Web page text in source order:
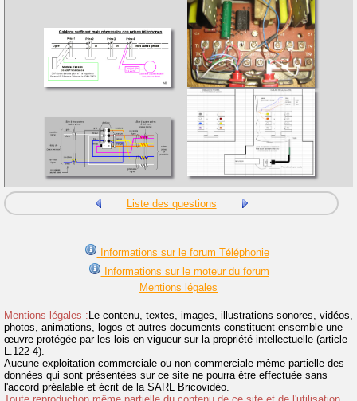
Liste des questions
Informations sur le forum Téléphonie
Informations sur le moteur du forum
Mentions légales
Mentions légales : Le contenu, textes, images, illustrations sonores, vidéos,
photos, animations, logos et autres documents constituent ensemble une
œuvre protégée par les lois en vigueur sur la propriété intellectuelle (article
L.122-4).
Aucune exploitation commerciale ou non commerciale même partielle des
données qui sont présentées sur ce site ne pourra être effectuée sans
l'accord préalable et écrit de la SARL Bricovidéo.